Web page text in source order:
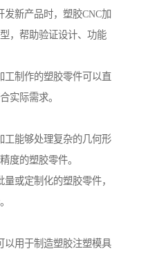
新产品时，塑胶CNC加
，帮助验证设计、功能
制作的塑胶零件可以直
实际需求。
能够处理复杂的几何形
度的塑胶零件。
或定制化的塑胶零件，
用于制造塑胶注塑模具